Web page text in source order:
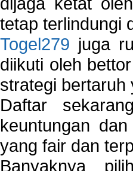
tetap terlindungi
Togel279 juga
diikuti oleh
strategi bertaruh
Daftar
keuntungan
yang fair dan
Banyaknya